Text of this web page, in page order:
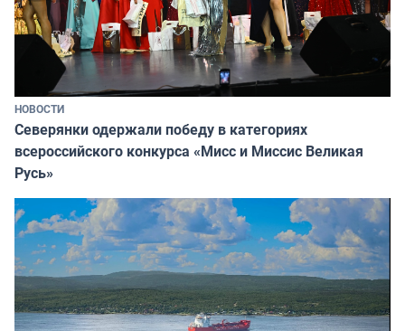
НОВОСТИ
Северянки одержали победу в категориях
всероссийского конкурса «Мисс и Миссис Великая
Русь»